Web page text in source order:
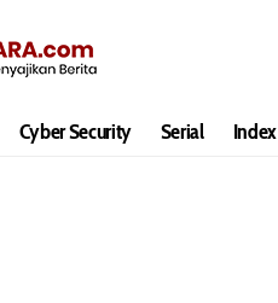
Cyber Security Serial Index